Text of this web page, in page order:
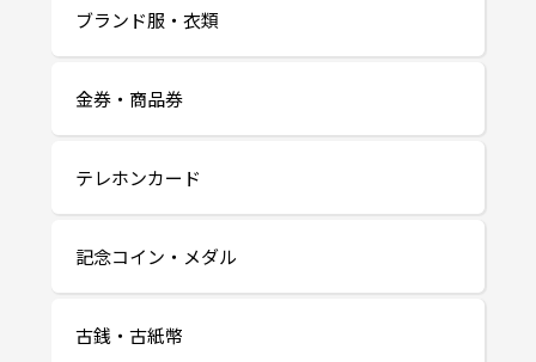
ブランド服・衣類
金券・商品券
テレホンカード
記念コイン・メダル
古銭・古紙幣